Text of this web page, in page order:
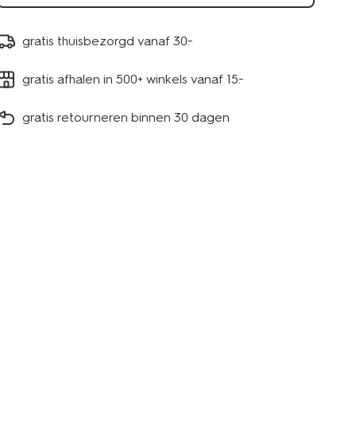
gratis thuisbezorgd vanaf 30.-
gratis afhalen in 500+ winkels vanaf 15.-
gratis retourneren binnen 30 dagen